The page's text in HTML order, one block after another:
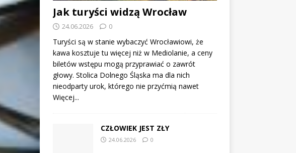
Jak turyści widzą Wrocław
24.06.2026 0
Turyści są w stanie wybaczyć Wrocławiowi, że
kawa kosztuje tu więcej niż w Mediolanie, a ceny
biletów wstępu mogą przyprawiać o zawrót
głowy. Stolica Dolnego Śląska ma dla nich
nieodparty urok, którego nie przyćmią nawet
Więcej...
CZŁOWIEK JEST ZŁY
24.06.2026 0